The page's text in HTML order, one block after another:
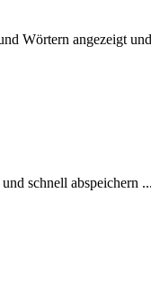
Wörtern angezeigt
schnell abspeichern ...